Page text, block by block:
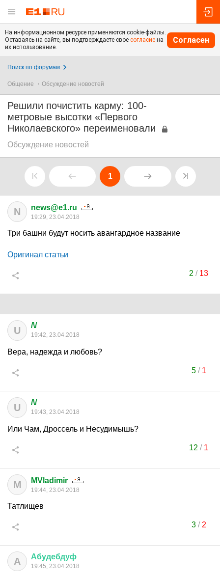
На информационном ресурсе применяются cookie-файлы.
Оставаясь на сайте, вы подтверждаете свое согласие на
их использование.
Согласен
Поиск по форумам
Общение Обсуждение новостей
Решили почистить карму: 100-
метровые высотки «Первого
Николаевского» переименовали
Обсуждение новостей
1
N news@e1.ru
19:29, 23.04.2018
Три башни будут носить авангардное название
Оригинал статьи
2 / 13
U /\/
19:42, 23.04.2018
Вера, надежда и любовь?
5/ 1
U /\/
19:43, 23.04.2018
Или Чам, Дроссель и Несудимышь?
12 / 1
M MVladimir
19:44, 23.04.2018
Татлищев
3/ 2
А Абудебдуф
19:45, 23.04.2018